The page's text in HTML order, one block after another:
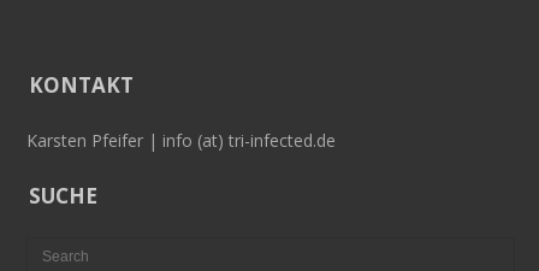
KONTAKT
Karsten Pfeifer | info (at) tri-infected.de
SUCHE